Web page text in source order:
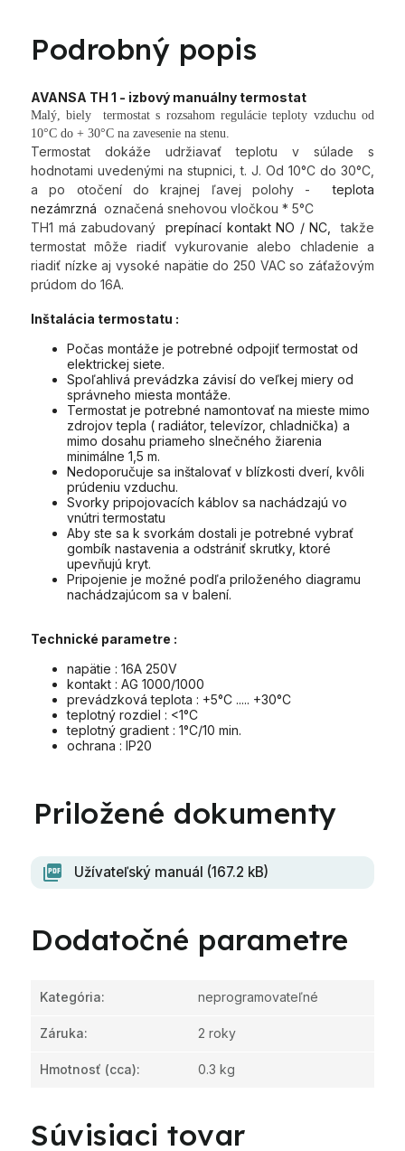
Podrobný popis
AVANSA TH 1 - izbový manuálny termostat
Malý, biely termostat s rozsahom regulácie teploty vzduchu od
10°C do + 30°C na zavesenie na stenu.
Termostat dokáže udržiavať teplotu v súlade s
hodnotami uvedenými na stupnici, t. J. Od 10°C do 30°C,
a po otočení do krajnej ľavej polohy -
teplota
nezámrzná označená snehovou vločkou * 5°C
TH1 má zabudovaný
prepínací kontakt NO / NC,
takže
termostat môže riadiť vykurovanie alebo chladenie a
riadiť nízke aj vysoké napätie do 250 VAC so záťažovým
prúdom do 16A.
Inštalácia termostatu :
Počas montáže je potrebné odpojiť termostat od
elektrickej siete.
Spoľahlivá prevádzka závisí do veľkej miery od
správneho miesta montáže.
Termostat je potrebné namontovať na mieste mimo
zdrojov tepla ( radiátor, televízor, chladnička) a
mimo dosahu priameho slnečného žiarenia
minimálne 1,5 m.
Nedoporučuje sa inštalovať v blízkosti dverí, kvôli
prúdeniu vzduchu.
Svorky pripojovacích káblov sa nachádzajú vo
vnútri termostatu
Aby ste sa k svorkám dostali je potrebné vybrať
gombík nastavenia a odstrániť skrutky, ktoré
upevňujú kryt.
Pripojenie je možné podľa priloženého diagramu
nachádzajúcom sa v balení.
Technické parametre :
napätie : 16A 250V
kontakt : AG 1000/1000
prevádzková teplota : +5°C ..... +30°C
teplotný rozdiel : <1°C
teplotný gradient : 1°C/10 min.
ochrana : IP20
Užívateľský manuál (167.2 kB)
Dodatočné parametre
Kategória: neprogramovateľné
Záruka: 2 roky
Hmotnosť (cca): 0.3 kg
Súvisiaci tovar